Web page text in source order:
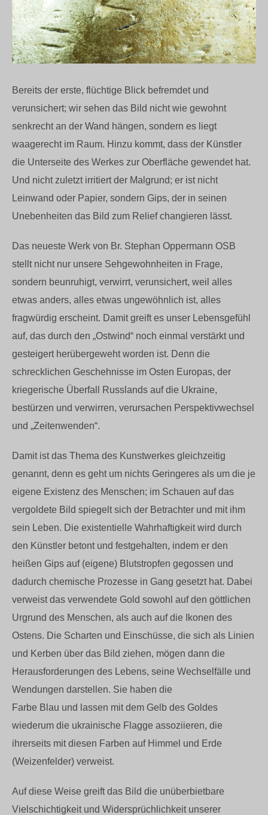
Bereits der erste, flüchtige Blick befremdet und
verunsichert; wir sehen das Bild nicht wie gewohnt
senkrecht an der Wand hängen, sondern es liegt
waagerecht im Raum. Hinzu kommt, dass der Künstler
die Unterseite des Werkes zur Oberfläche gewendet hat.
Und nicht zuletzt irritiert der Malgrund; er ist nicht
Leinwand oder Papier, sondern Gips, der in seinen
Unebenheiten das Bild zum Relief changieren lässt.
Das neueste Werk von Br. Stephan Oppermann OSB
stellt nicht nur unsere Sehgewohnheiten in Frage,
sondern beunruhigt, verwirrt, verunsichert, weil alles
etwas anders, alles etwas ungewöhnlich ist, alles
fragwürdig erscheint. Damit greift es unser Lebensgefühl
auf, das durch den „Ostwind“ noch einmal verstärkt und
gesteigert herübergeweht worden ist. Denn die
schrecklichen Geschehnisse im Osten Europas, der
kriegerische Überfall Russlands auf die Ukraine,
bestürzen und verwirren, verursachen Perspektivwechsel
und „Zeitenwenden“.
Damit ist das Thema des Kunstwerkes gleichzeitig
genannt, denn es geht um nichts Geringeres als um die je
eigene Existenz des Menschen; im Schauen auf das
vergoldete Bild spiegelt sich der Betrachter und mit ihm
sein Leben. Die existentielle Wahrhaftigkeit wird durch
den Künstler betont und festgehalten, indem er den
heißen Gips auf (eigene) Blutstropfen gegossen und
dadurch chemische Prozesse in Gang gesetzt hat. Dabei
verweist das verwendete Gold sowohl auf den göttlichen
Urgrund des Menschen, als auch auf die Ikonen des
Ostens. Die Scharten und Einschüsse, die sich als Linien
und Kerben über das Bild ziehen, mögen dann die
Herausforderungen des Lebens, seine Wechselfälle und
Wendungen darstellen. Sie haben die
Farbe Blau und lassen mit dem Gelb des Goldes
wiederum die ukrainische Flagge assoziieren, die
ihrerseits mit diesen Farben auf Himmel und Erde
(Weizenfelder) verweist.
Auf diese Weise greift das Bild die unüberbietbare
Vielschichtigkeit und Widersprüchlichkeit unserer